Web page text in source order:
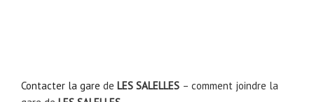
Contacter la gare de LES SALELLES – comment joindre la